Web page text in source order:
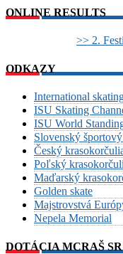
ONLINE RESULTS
>> 2.
ODKAZY
International
ISU Skating
ISU World
Slovenský
Český
Poľský
Maďarský
Golden skate
Majstrovstvá
Nepela Memorial
DOTÁCIA MCRAŠ SR